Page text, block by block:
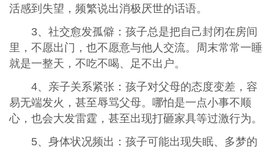
活感到失望，频繁说出消极厌世的话语。
3、社交愈发孤僻：孩子总是把自己封闭在房间
里，不愿出门，也不愿意与他人交流。周末常常一睡
就是一整天，不吃不喝、足不出户。
4、亲子关系紧张：孩子对父母的态度变差，容
易无端发火，甚至辱骂父母。哪怕是一点小事不顺
心，也会大发雷霆，甚至出现打砸家具等过激行为。
5、身体状况频出：孩子可能出现失眠、多梦的